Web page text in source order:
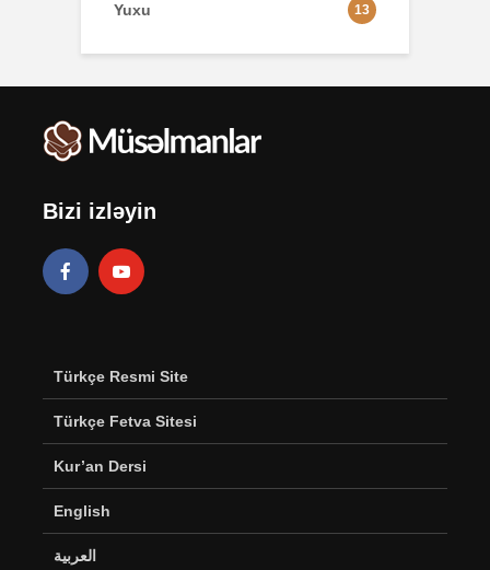
Yuxu 13
Bizi izləyin
Türkçe Resmi Site
Türkçe Fetva Sitesi
Kur’an Dersi
English
العربية